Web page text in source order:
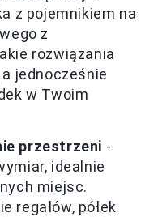
z pojemnikiem na
z
rozwiązania
jednocześnie
w Twoim
przestrzeni -
idealnie
miejsc.
regałów, półek